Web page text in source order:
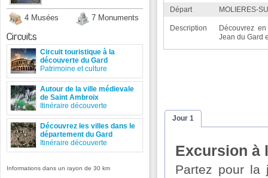
Départ
MOLIERES-
Description
Découvrez
Jean du Gard
Jour 1
Excursion à
Partez pour la
4 Musées 7 Monuments
Circuits
Circuit touristique à la
découverte du Gard
Patrimoine et culture
Autour de la ville médievale
de Saint Ambroix
Itinéraire découverte
Découvrez les villes dans le
département du Gard
Itinéraire découverte
Informations dans un rayon de 30 km